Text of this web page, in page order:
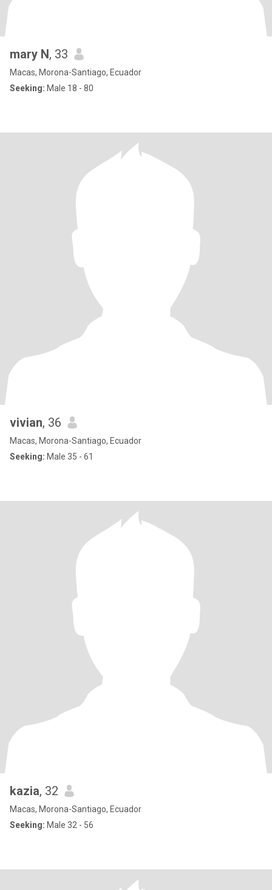
mary N, 33
Macas, Morona-Santiago, Ecuador
Seeking: Male 18 - 80
vivian, 36
Macas, Morona-Santiago, Ecuador
Seeking: Male 35 - 61
kazia, 32
Macas, Morona-Santiago, Ecuador
Seeking: Male 32 - 56